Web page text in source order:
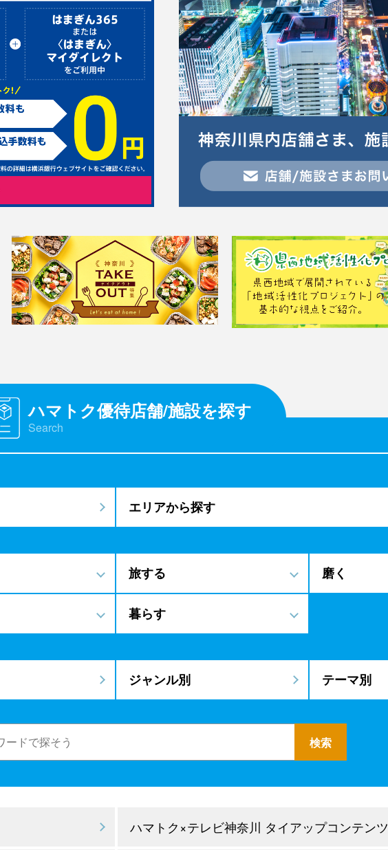
ハマトク優待店舗/施設を探す
Search
エリアから探す
旅する 磨く
暮らす
ジャンル別 テーマ別
ハマトク×テレビ神奈川 タイアップコンテンツ